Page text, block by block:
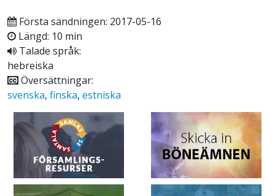
Första sändningen: 2017-05-16
Längd: 10 min
Talade språk:
hebreiska
Översättningar:
svenska, finska, estniska